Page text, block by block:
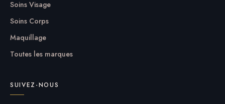
Soins Visage
Soins Corps
Maquillage
Toutes les marques
SUIVEZ-NOUS